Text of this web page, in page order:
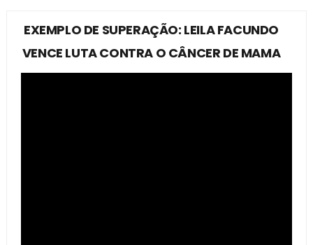
EXEMPLO DE SUPERAÇÃO: LEILA FACUNDO
VENCE LUTA CONTRA O CÂNCER DE MAMA